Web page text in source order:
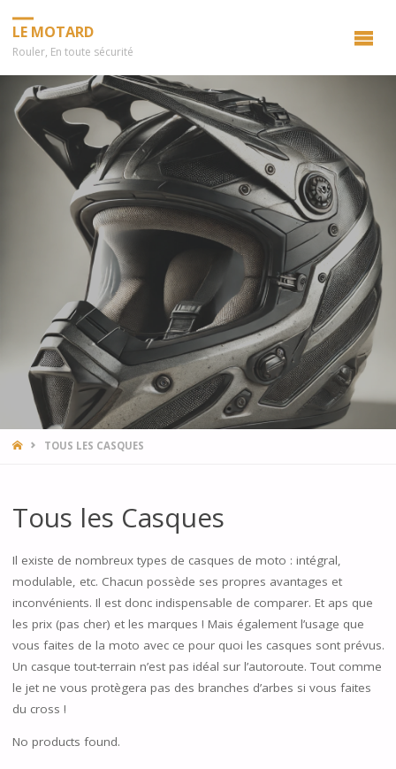
LE MOTARD
Rouler, En toute sécurité
HOMETOUS LES CASQUES
Tous les Casques
Il existe de nombreux types de casques de moto : intégral,
modulable, etc. Chacun possède ses propres avantages et
inconvénients. Il est donc indispensable de comparer. Et aps que
les prix (pas cher) et les marques ! Mais également l’usage que
vous faites de la moto avec ce pour quoi les casques sont prévus.
Un casque tout-terrain n’est pas idéal sur l’autoroute. Tout comme
le jet ne vous protègera pas des branches d’arbes si vous faites
du cross !
No products found.